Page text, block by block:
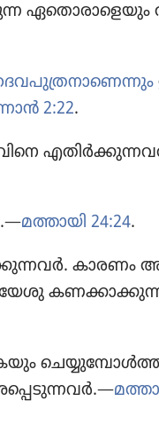
2:22.
മത്തായി 24:24.
കാരണം
യേശു